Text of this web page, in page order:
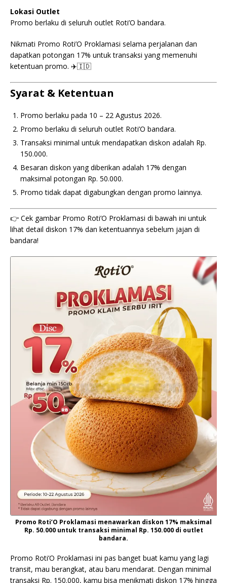
Lokasi Outlet
Promo berlaku di seluruh outlet Roti’O bandara.
Nikmati Promo Roti’O Proklamasi selama perjalanan dan
dapatkan potongan 17% untuk transaksi yang memenuhi
ketentuan promo. ✈️🇮🇩
Syarat & Ketentuan
Promo berlaku pada 10 – 22 Agustus 2026.
Promo berlaku di seluruh outlet Roti’O bandara.
Transaksi minimal untuk mendapatkan diskon adalah Rp.
150.000.
Besaran diskon yang diberikan adalah 17% dengan
maksimal potongan Rp. 50.000.
Promo tidak dapat digabungkan dengan promo lainnya.
👉 Cek gambar Promo Roti’O Proklamasi di bawah ini untuk
lihat detail diskon 17% dan ketentuannya sebelum jajan di
bandara!
Promo Roti’O Proklamasi menawarkan diskon 17% maksimal
Rp. 50.000 untuk transaksi minimal Rp. 150.000 di outlet
bandara.
Promo Roti’O Proklamasi ini pas banget buat kamu yang lagi
transit, mau berangkat, atau baru mendarat. Dengan minimal
transaksi Rp. 150.000, kamu bisa menikmati diskon 17% hingga